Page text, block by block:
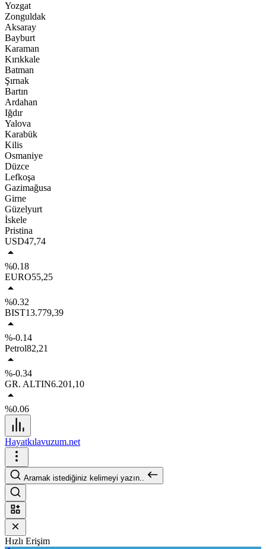
Yozgat
Zonguldak
Aksaray
Bayburt
Karaman
Kırıkkale
Batman
Şırnak
Bartın
Ardahan
Iğdır
Yalova
Karabük
Kilis
Osmaniye
Düzce
Lefkoşa
Gazimağusa
Girne
Güzelyurt
İskele
Pristina
USD47,74
%0.18
EURO55,25
%0.32
BIST13.779,39
%-0.14
Petrol82,21
%-0.34
GR. ALTIN6.201,10
%0.06
Hayatkılavuzum.net
Aramak istediğiniz kelimeyi yazın..
Hızlı Erişim